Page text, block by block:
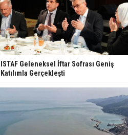
ISTAF Geleneksel İftar Sofrası Geniş
Katılımla Gerçekleşti